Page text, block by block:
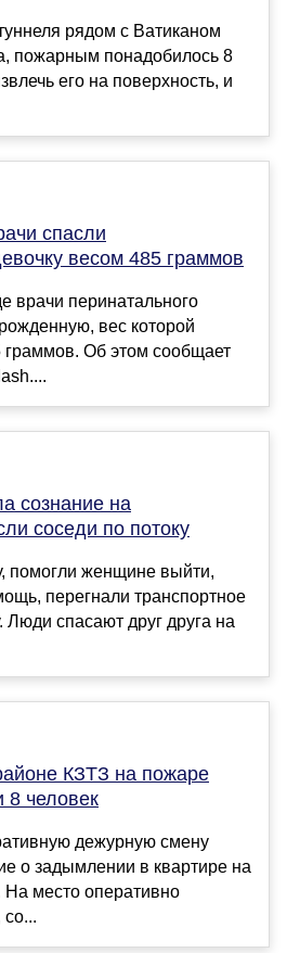
рядом с Ватиканом
пожарным понадобилось 8
его на поверхность, и
спасли
весом 485 граммов
врачи перинатального
вес которой
граммов. Об этом сообщает
сознание на
соседи по потоку
помогли женщине выйти,
перегнали транспортное
Люди спасают друг друга на
КЗТЗ на пожаре
8 человек
дежурную смену
о задымлении в квартире на
место оперативно